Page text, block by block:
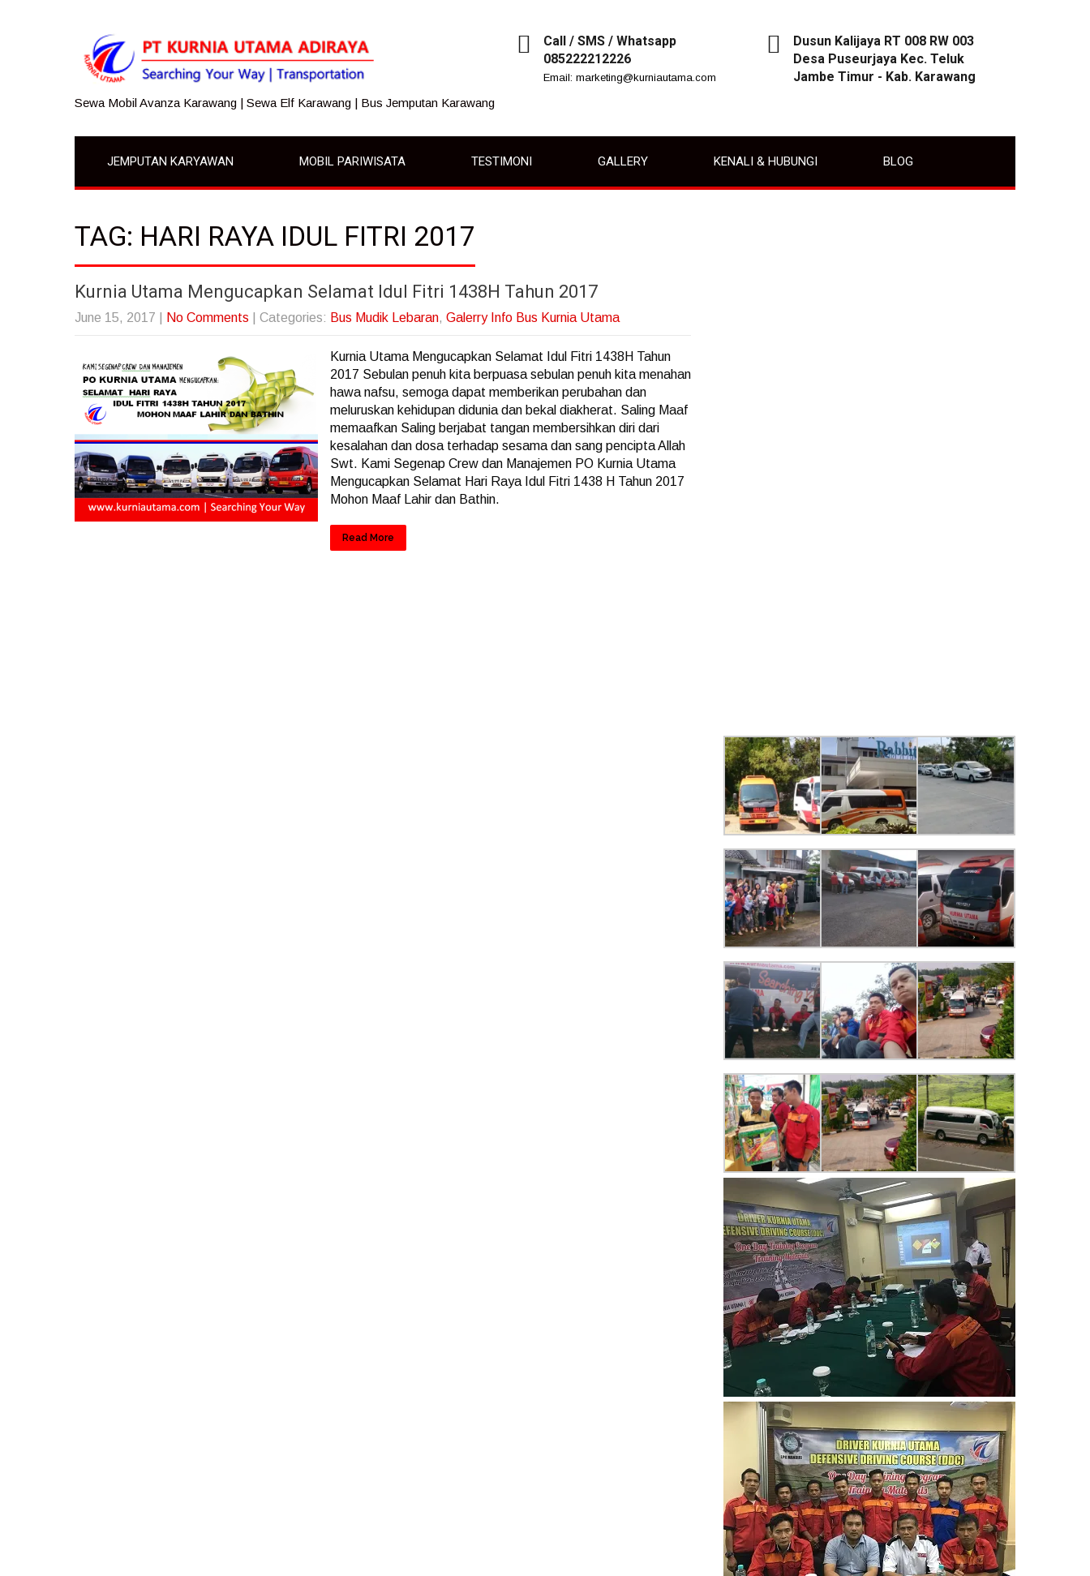
Sewa Mobil Avanza Karawang | Sewa Elf Karawang | Bus Jemputan Karawang
Call / SMS / Whatsapp
085222212226
Email: marketing@kurniautama.com
Dusun Kalijaya RT 008 RW 003
Desa Puseurjaya Kec. Teluk
Jambe Timur - Kab. Karawang
JEMPUTAN KARYAWAN MOBIL PARIWISATA TESTIMONI GALLERY KENALI & HUBUNGI BLOG
TAG: HARI RAYA IDUL FITRI 2017
Kurnia Utama Mengucapkan Selamat Idul Fitri 1438H Tahun 2017
June 15, 2017 No Comments | Categories: Bus Mudik Lebaran, Galerry Info Bus Kurnia Utama
Kurnia Utama Mengucapkan Selamat Idul Fitri 1438H Tahun
2017 Sebulan penuh kita berpuasa sebulan penuh kita menahan
hawa nafsu, semoga dapat memberikan perubahan dan
meluruskan kehidupan didunia dan bekal diakherat. Saling Maaf
memaafkan Saling berjabat tangan membersihkan diri dari
kesalahan dan dosa terhadap sesama dan sang pencipta Allah
Swt. Kami Segenap Crew dan Manajemen PO Kurnia Utama
Mengucapkan Selamat Hari Raya Idul Fitri 1438 H Tahun 2017
Mohon Maaf Lahir dan Bathin.
Read More